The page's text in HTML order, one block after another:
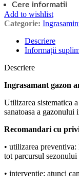
Cere informatii
Add to wishlist
Categorie:
Descriere
Informații
Descriere
Ingrasamant gazon
Utilizarea sistematica
sanatoasa a gazonului
Recomandari cu
• utilizarea
tot parcursul sezonului
• interventie: atunci